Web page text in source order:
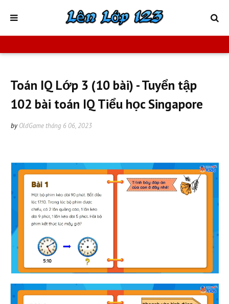
Toán IQ Lớp 3 (10 bài) - Tuyển tập
102 bài toán IQ Tiểu học Singapore
by OldGame tháng 6 06, 2023